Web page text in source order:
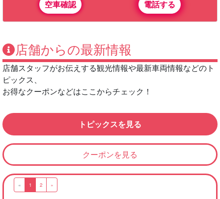
空車確認 電話する
店舗からの最新情報
店舗スタッフがお伝えする観光情報や最新車両情報などのト
ピックス、
お得なクーポンなどはここからチェック！
トピックスを見る
クーポンを見る
« 1 2 »